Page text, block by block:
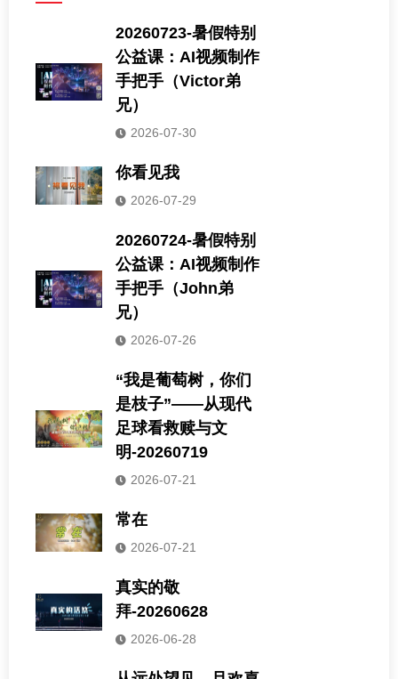
20260723-暑假特别
公益课：AI视频制作
手把手（Victor弟
兄）
2026-07-30
你看见我
2026-07-29
20260724-暑假特别
公益课：AI视频制作
手把手（John弟
兄）
2026-07-26
“我是葡萄树，你们
是枝子”——从现代
足球看救赎与文
明-20260719
2026-07-21
常在
2026-07-21
真实的敬
拜-20260628
2026-06-28